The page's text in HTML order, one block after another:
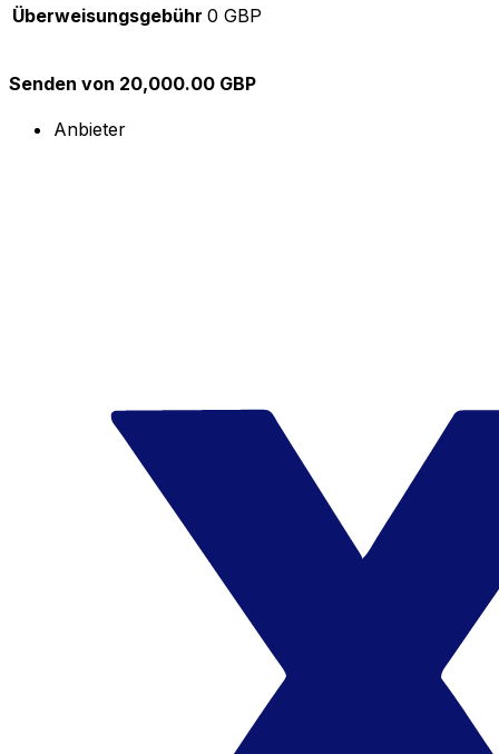
Überweisungsgebühr 0 GBP
Senden von 20,000.00 GBP
Anbieter